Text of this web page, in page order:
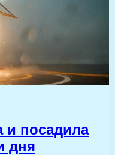
и посадила
дня